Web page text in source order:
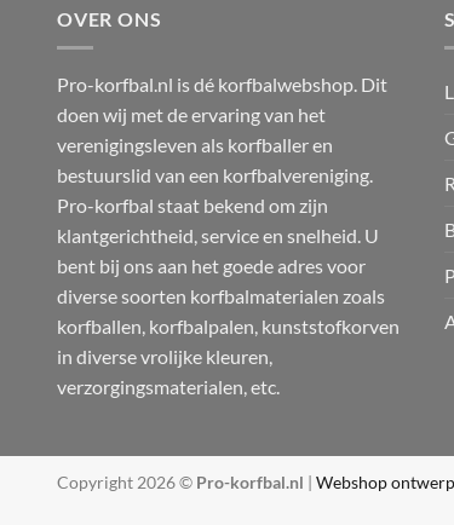
OVER ONS
Pro-korfbal.nl is dé korfbalwebshop. Dit
doen wij met de ervaring van het
verenigingsleven als korfballer en
bestuurslid van een korfbalvereniging.
Pro-korfbal staat bekend om zijn
klantgerichtheid, service en snelheid. U
bent bij ons aan het goede adres voor
diverse soorten korfbalmaterialen zoals
korfballen, korfbalpalen, kunststofkorven
in diverse vrolijke kleuren,
verzorgingsmaterialen, etc.
Copyright 2026 © Pro-korfbal.nl | Webshop